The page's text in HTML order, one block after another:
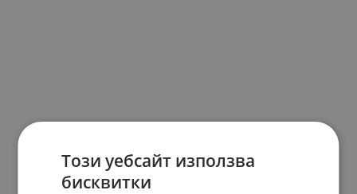
Този уебсайт използва
бисквитки